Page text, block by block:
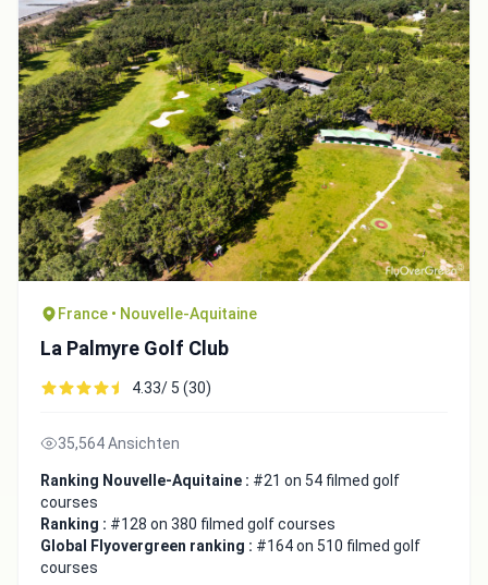
France • Nouvelle-Aquitaine
La Palmyre Golf Club
4.33/ 5 (30)
35,564 Ansichten
Ranking Nouvelle-Aquitaine : #21 on 54 filmed golf
courses
Ranking : #128 on 380 filmed golf courses
Global Flyovergreen ranking : #164 on 510 filmed golf
courses
Close